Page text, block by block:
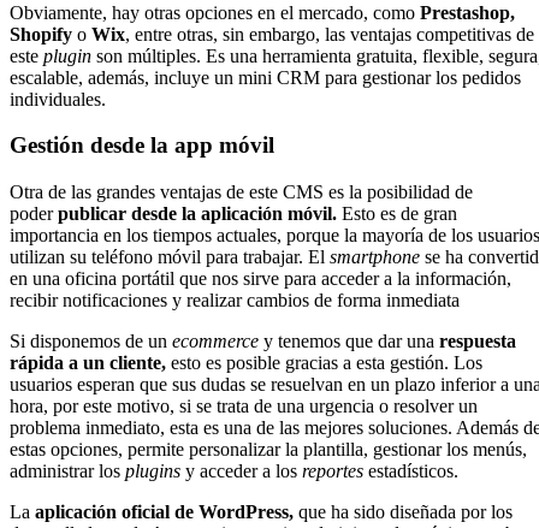
Obviamente, hay otras opciones en el mercado, como Prestashop,
Shopify o Wix, entre otras, sin embargo, las ventajas competitivas de
este plugin son múltiples. Es una herramienta gratuita, flexible,
escalable, además, incluye un mini CRM para gestionar los pedidos
individuales.
Gestión desde la app móvil
Otra de las grandes ventajas de este CMS es la posibilidad de
poderpublicar desde la aplicación móvil. Esto es de gran
importancia en los tiempos actuales, porque la mayoría de los usuarios
utilizan su teléfono móvil para trabajar. El smartphone se ha
en una oficina portátil que nos sirve para acceder a la información,
recibir notificaciones y realizar cambios de forma inmediata
Si disponemos de un ecommerce y tenemos que dar una respuesta
rápida a un cliente, esto es posible gracias a esta gestión. Los
usuarios esperan que sus dudas se resuelvan en un plazo inferior a
hora, por este motivo, si se trata de una urgencia o resolver un
problema inmediato, esta es una de las mejores soluciones. Además
estas opciones, permite personalizar la plantilla, gestionar los menús,
administrar los plugins y acceder a los reportes estadísticos.
La aplicación oficial de WordPress, que ha sido diseñada por los